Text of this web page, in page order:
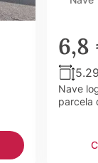
Nave
parcela